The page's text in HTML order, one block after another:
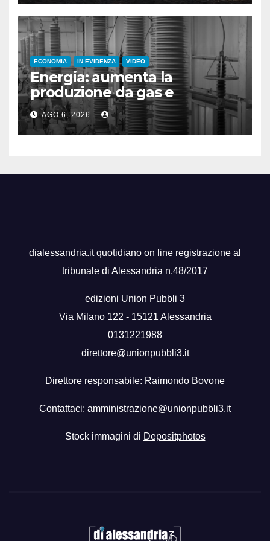
ECONOMIA IN EVIDENZA VIDEO
Energia: aumenta la
produzione da gas e
fotovoltaico
AGO 6, 2026
dialessandria.it quotidiano on line registrazione al
tribunale di Alessandria n.48/2017
edizioni Union Pubbli 3
Via Milano 122 - 15121 Alessandria
0131221988
direttore@unionpubbli3.it
Direttore responsabile: Raimondo Bovone
Contattaci: amministrazione@unionpubbli3.it
Stock immagini di Depositphotos